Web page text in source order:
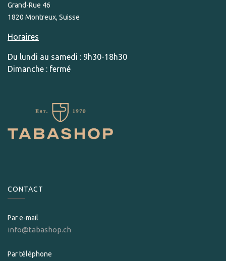
Grand-Rue 46
1820 Montreux, Suisse
Horaires
Du lundi au samedi : 9h30-18h30
Dimanche : fermé
CONTACT
Par e-mail
info@tabashop.ch
Par téléphone